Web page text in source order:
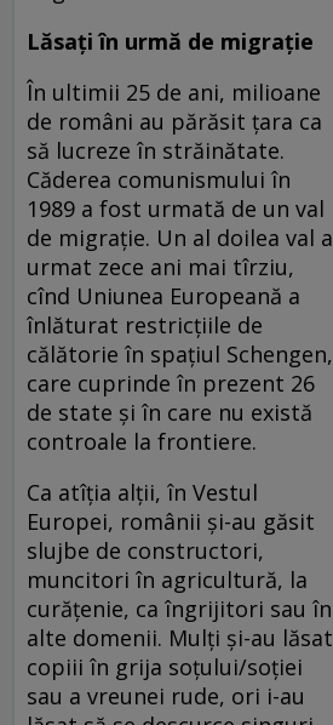
Lăsaţi în urmă de migraţie
În ultimii 25 de ani, milioane
de români au părăsit ţara ca
să lucreze în străinătate.
Căderea comunismului în
1989 a fost urmată de un val
de migraţie. Un al doilea val a
urmat zece ani mai tîrziu,
cînd Uniunea Europeană a
înlăturat restricţiile de
călătorie în spaţiul Schengen,
care cuprinde în prezent 26
de state şi în care nu există
controale la frontiere.
Ca atîţia alţii, în Vestul
Europei, românii şi-au găsit
slujbe de constructori,
muncitori în agricultură, la
curăţenie, ca îngrijitori sau în
alte domenii. Mulţi şi-au lăsat
copiii în grija soţului/soţiei
sau a vreunei rude, ori i-au